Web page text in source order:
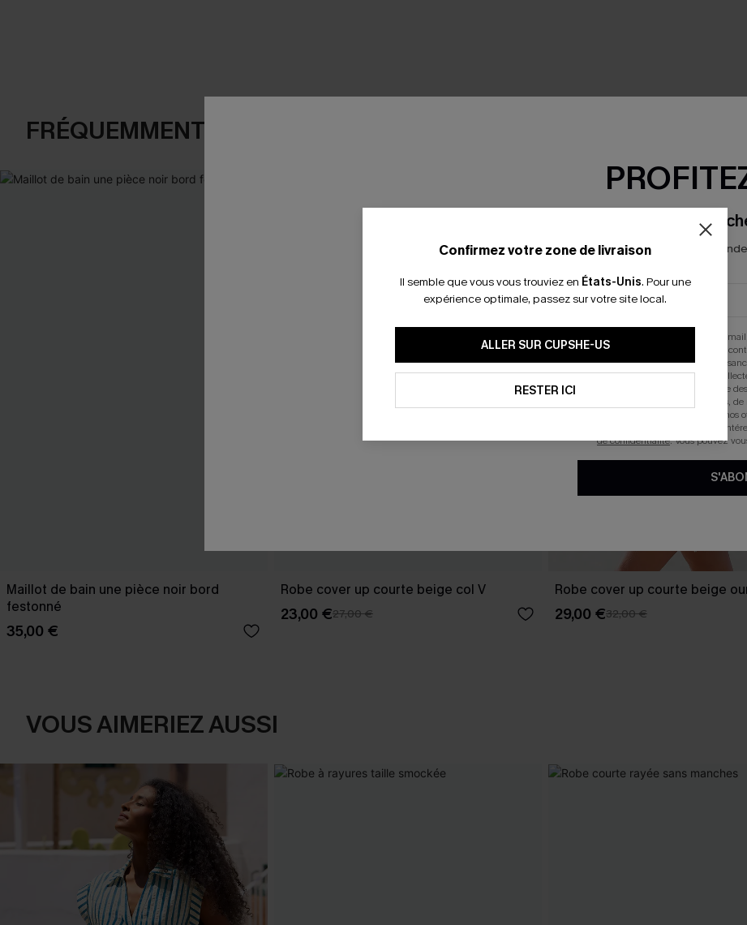
FRÉQUEMMENT ACHETÉS ENSEMBLE
Maillot de bain une pièce noir bord
festonné
35,00 €
Robe cover up courte beige col V
23,00 €27,00 €
Robe cover up courte beige
29,00 €32,00 €
VOUS AIMERIEZ AUSSI
Confirmez votre zone de livraison
Il semble que vous vous trouviez en États-Unis. Pour une
expérience optimale, passez sur votre site local.
ALLER SUR CUPSHE-US
RESTER ICI
-15% dès 2
*Un code par
En soumettant votre adresse e-
mails marketing (y compris du
reconnaissez avoir pris
pouvons utiliser les données
technologies de suivi, telles que
savoir si ceux-ci ont été ouverts,
personnaliser nos contenus et
produits susceptibles de vous
de confidentialité. Vous pouvez